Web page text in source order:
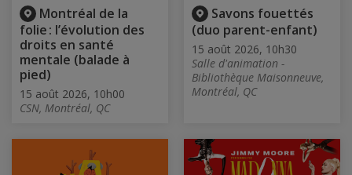
Montréal de la
folie : l’évolution des
droits en santé
mentale (balade à
pied)
15 août 2026, 10h00
CSN, Montréal, QC
Savons fouettés
(duo parent-enfant)
15 août 2026, 10h30
Salle d'animation -
Bibliothèque Maisonneuve,
Montréal, QC